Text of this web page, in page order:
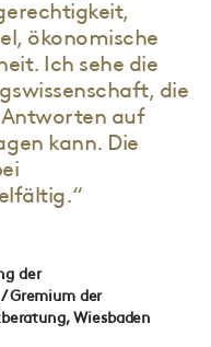
ökonomische
Ich sehe die
die
Antworten auf
kann. Die
der
Gremium der
Wiesbaden